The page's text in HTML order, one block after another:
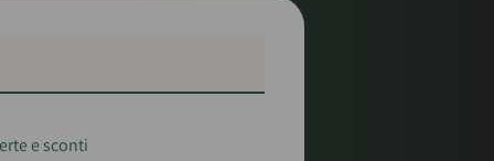
e sconti